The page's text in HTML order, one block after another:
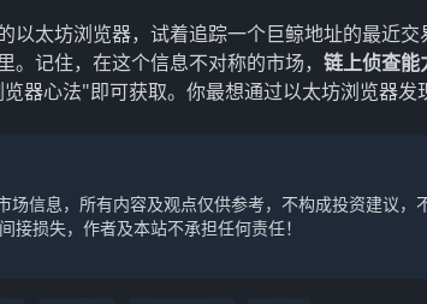
以太坊浏览器，试着追踪一个巨鲸地址的最近
。记住，在这个信息不对称的市场， 链上侦查能
器心法"即可获取。你最想通过以太坊浏览器发
场信息，所有内容及观点仅供参考，不构成投资建议
接损失，作者及本站不承担任何责任！